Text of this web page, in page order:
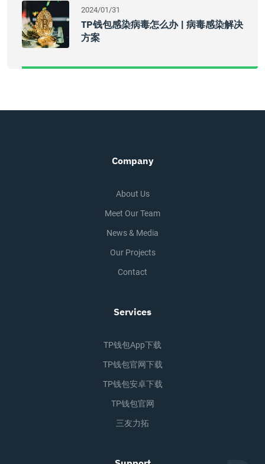
2024/01/31
TP钱包感染病毒怎么办 | 病毒感染解决
方案
Company
About Us
Meet Our Team
News & Media
Our Projects
Contact
Services
TP钱包app下载
TP钱包官网下载
TP钱包安卓下载
TP钱包官网
三友力拓